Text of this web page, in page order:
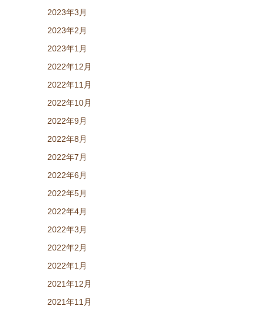
2023年3月
2023年2月
2023年1月
2022年12月
2022年11月
2022年10月
2022年9月
2022年8月
2022年7月
2022年6月
2022年5月
2022年4月
2022年3月
2022年2月
2022年1月
2021年12月
2021年11月